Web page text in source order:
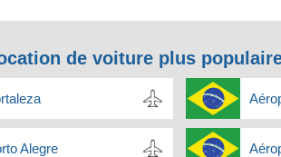
de voiture plus
Alegre